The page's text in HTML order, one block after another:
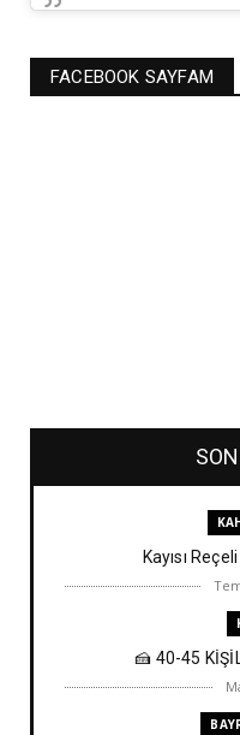
FACEBOOK SAYFAM
Kayısı
🍰 40-45